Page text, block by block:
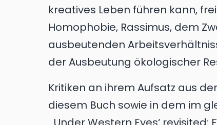
kreatives Leben führen kann,
Homophobie, Rassimus, dem
ausbeutenden
der Ausbeutung ökologischer
Kritiken an ihrem Aufsatz aus
diesem Buch sowie in dem im